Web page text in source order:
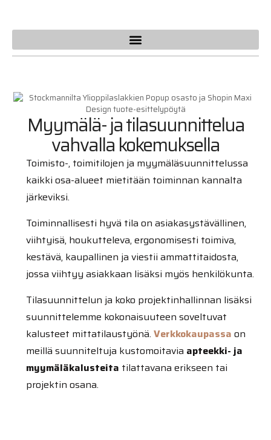
Myymälä- ja tilasuunnittelua
vahvalla kokemuksella
Toimisto-, toimitilojen ja myymäläsuunnittelussa
kaikki osa-alueet mietitään toiminnan kannalta
järkeviksi.
Toiminnallisesti hyvä tila on asiakasystävällinen,
viihtyisä, houkutteleva, ergonomisesti toimiva,
kestävä, kaupallinen ja viestii ammattitaidosta,
jossa viihtyy asiakkaan lisäksi myös henkilökunta.
Tilasuunnittelun ja koko projektinhallinnan lisäksi
suunnittelemme kokonaisuuteen soveltuvat
kalusteet mittatilaustyönä. Verkkokaupassa on
meillä suunniteltuja kustomoitavia apteekki- ja
myymäläkalusteita tilattavana erikseen tai
projektin osana.